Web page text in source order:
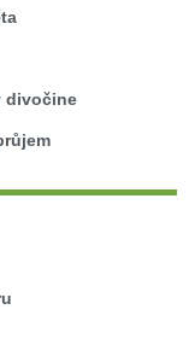
divočine